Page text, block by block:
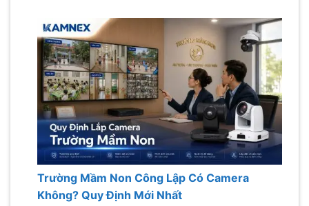
Trường Mầm Non Công Lập Có Camera
Không? Quy Định Mới Nhất